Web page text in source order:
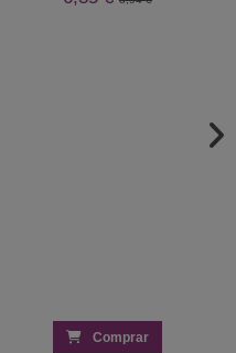
Comprar